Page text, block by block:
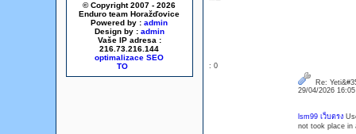
© Copyright 2007 - 2026
Enduro team Horažďovice
Powered by : admin
Design by : admin
Vaše IP adresa :
216.73.216.144
optimalizace SEO
: 0
Re:
29/04/2026
lsm99 เว็บตรง
not took place in